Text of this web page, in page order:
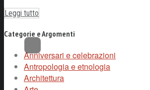
Leggi tutto
Categorie e Argomenti
Anniversari e celebrazioni
Antropologia e etnologia
Architettura